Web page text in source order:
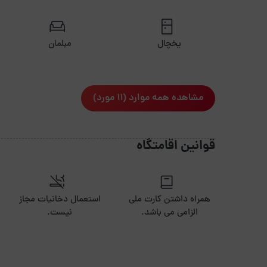
یخچال مبلمان
مشاهده همه موارد (11 مورد)
قوانین اقامتگاه
همراه داشتن کارت ملی
الزامی می باشد.
استعمال دخانیات مجاز
نیست.